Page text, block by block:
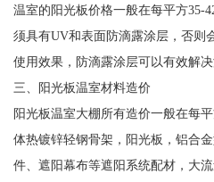
温室的阳光板价格一般在每平方35-
须具有UV和表面防滴露涂层，否则
使用效果，防滴露涂层可以有效解决
三、阳光板温室材料造价
阳光板温室大棚所有造价一般在每
体热镀锌轻钢骨架，阳光板，铝合
件、遮阳幕布等遮阳系统配材，大